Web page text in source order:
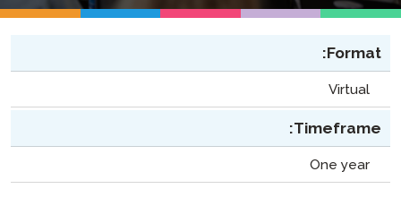
Format:
Virtual
Timeframe:
One year